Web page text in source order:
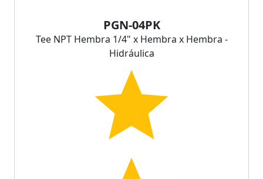
PGN-04PK
Tee NPT Hembra 1/4" x Hembra x Hembra -
Hidráulica